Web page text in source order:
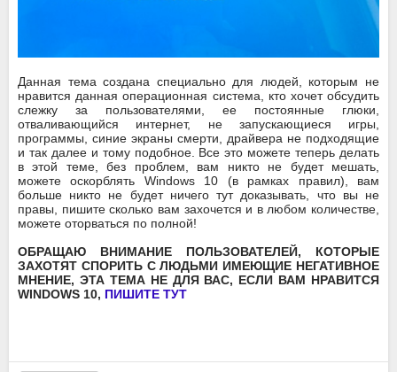
Данная тема создана специально для людей, которым не
нравится данная операционная система, кто хочет обсудить
слежку за пользователями, ее постоянные глюки,
отваливающийся интернет, не запускающиеся игры,
программы, синие экраны смерти, драйвера не подходящие
и так далее и тому подобное. Все это можете теперь делать
в этой теме, без проблем, вам никто не будет мешать,
можете оскорблять Windows 10 (в рамках правил), вам
больше никто не будет ничего тут доказывать, что вы не
правы, пишите сколько вам захочется и в любом количестве,
можете оторваться по полной!
ОБРАЩАЮ ВНИМАНИЕ ПОЛЬЗОВАТЕЛЕЙ, КОТОРЫЕ
ЗАХОТЯТ СПОРИТЬ С ЛЮДЬМИ ИМЕЮЩИЕ НЕГАТИВНОЕ
МНЕНИЕ, ЭТА ТЕМА НЕ ДЛЯ ВАС, ЕСЛИ ВАМ НРАВИТСЯ
WINDOWS 10, ПИШИТЕ ТУТ